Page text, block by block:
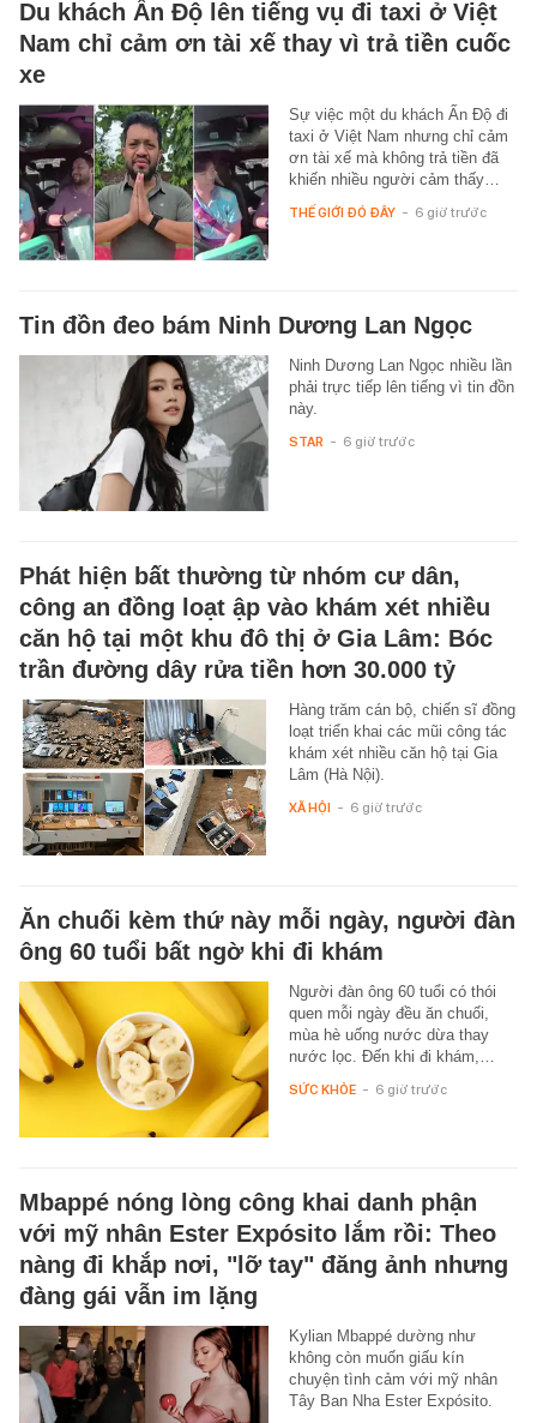
Du khách Ấn Độ lên tiếng vụ đi taxi ở Việt
Nam chỉ cảm ơn tài xế thay vì trả tiền cuốc
xe
Sự việc một du khách Ấn Độ đi
taxi ở Việt Nam nhưng chỉ cảm
ơn tài xế mà không trả tiền đã
khiến nhiều người cảm thấy…
THẾ GIỚI ĐÓ ĐÂY - 6 giờ trước
Tin đồn đeo bám Ninh Dương Lan Ngọc
Ninh Dương Lan Ngọc nhiều lần
phải trực tiếp lên tiếng vì tin đồn
này.
STAR - 6 giờ trước
Phát hiện bất thường từ nhóm cư dân,
công an đồng loạt ập vào khám xét nhiều
căn hộ tại một khu đô thị ở Gia Lâm: Bóc
trần đường dây rửa tiền hơn 30.000 tỷ
Hàng trăm cán bộ, chiến sĩ đồng
loạt triển khai các mũi công tác
khám xét nhiều căn hộ tại Gia
Lâm (Hà Nội).
XÃ HỘI - 6 giờ trước
Ăn chuối kèm thứ này mỗi ngày, người đàn
ông 60 tuổi bất ngờ khi đi khám
Người đàn ông 60 tuổi có thói
quen mỗi ngày đều ăn chuối,
mùa hè uống nước dừa thay
nước lọc. Đến khi đi khám,…
SỨC KHỎE - 6 giờ trước
Mbappé nóng lòng công khai danh phận
với mỹ nhân Ester Expósito lắm rồi: Theo
nàng đi khắp nơi, "lỡ tay" đăng ảnh nhưng
đàng gái vẫn im lặng
Kylian Mbappé dường như
không còn muốn giấu kín
chuyện tình cảm với mỹ nhân
Tây Ban Nha Ester Expósito.